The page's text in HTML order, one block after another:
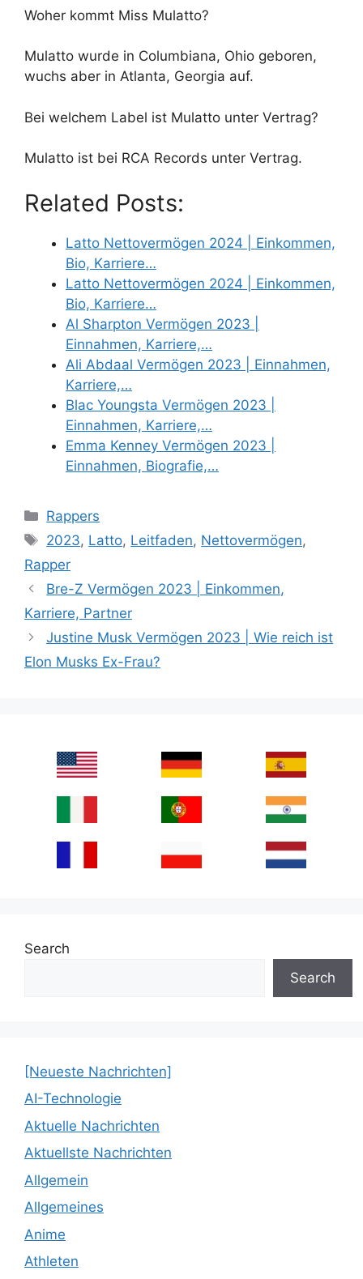
Woher kommt Miss Mulatto?
Mulatto wurde in Columbiana, Ohio geboren,
wuchs aber in Atlanta, Georgia auf.
Bei welchem Label ist Mulatto unter Vertrag?
Mulatto ist bei RCA Records unter Vertrag.
Related Posts:
Latto Nettovermögen 2024 | Einkommen,
Bio, Karriere…
Latto Nettovermögen 2024 | Einkommen,
Bio, Karriere…
Al Sharpton Vermögen 2023 |
Einnahmen, Karriere,…
Ali Abdaal Vermögen 2023 | Einnahmen,
Karriere,…
Blac Youngsta Vermögen 2023 |
Einnahmen, Karriere,…
Emma Kenney Vermögen 2023 |
Einnahmen, Biografie,…
Categories
Rappers
Tags
2023, Latto, Leitfaden, Nettovermögen,
Rapper
Bre-Z Vermögen 2023 | Einkommen,
Karriere, Partner
Justine Musk Vermögen 2023 | Wie reich ist
Elon Musks Ex-Frau?
Search
Search
[Neueste Nachrichten]
AI-Technologie
Aktuelle Nachrichten
Aktuellste Nachrichten
Allgemein
Allgemeines
Anime
Athleten